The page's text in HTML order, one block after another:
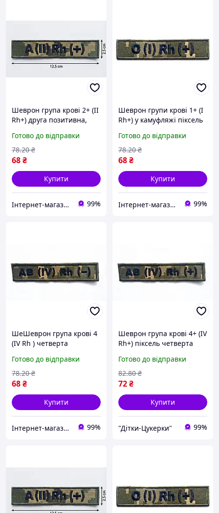
Шеврон група крові 2+ (II
Rh+) друга позитивна,
саржа, вишивка
Готово до відправки
68₴
78.20 ₴
Купити
Інтернет-магазин «Світ іграшок» 99%
Шеврон групи крові 1+ (I
Rh+) у камуфляжі піксель
тактичного спорядження
для швидкої ідентифікації
в екстрених
Готово до відправки
68₴
78.20 ₴
Купити
Інтернет-магазин «Світ іграшок» 99%
ШеШеврон група крові 4
(IV Rh ) четверта
липучка, саржа, вишивка
Готово до відправки
68₴
78.20 ₴
Купити
Інтернет-магазин «Світ іграшок» 99%
Шеврон група крові 4+ (IV
Rh+) піксель четверта
тактичний патч саржа
Готово до відправки
72₴
82.80 ₴
Купити
"Дітки-Цукерки" 99%